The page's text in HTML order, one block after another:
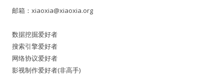
邮箱： xiaoxia@xiaoxia.org
数据挖掘爱好者
搜索引擎爱好者
网络协议爱好者
影视制作爱好者(非高手)